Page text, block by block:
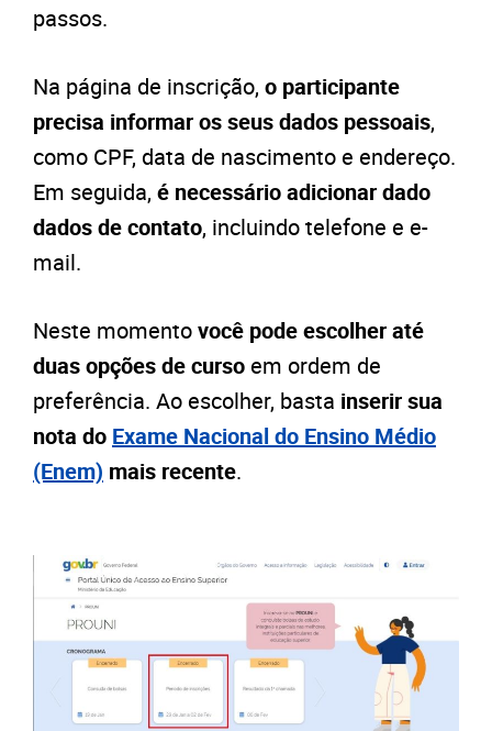
passos.
Na página de inscrição, o participante
precisa informar os seus dados pessoais,
como CPF, data de nascimento e endereço.
Em seguida, é necessário adicionar dado
dados de contato, incluindo telefone e e-
mail.
Neste momentovocê pode escolheraté
duas opções de curso em ordem de
preferência. Ao escolher, basta inserirsua
nota do Exame Nacional do Ensino Médio
(Enem) mais recente.